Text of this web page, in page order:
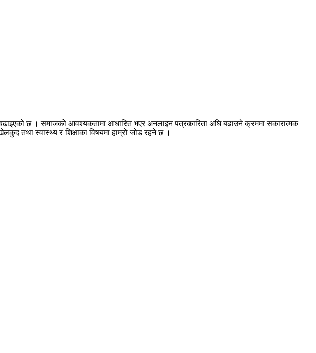
छ । समाजको आवश्यकतामा आधारित भएर अनलाइन पत्रकारिता अघि बढाउने क्रममा सकारात्मक
तथा स्वास्थ्य र शिक्षाका विषयमा हाम्रो जोड रहने छ ।